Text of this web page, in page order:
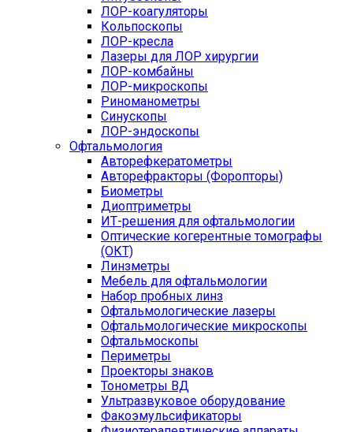
ЛОР-коагуляторы
Кольпоскопы
ЛОР-кресла
Лазеры для ЛОР хирургии
ЛОР-комбайны
ЛОР-микроскопы
Риноманометры
Синускопы
ЛОР-эндоскопы
Офтальмология
Авторефкератометры
Авторефракторы (Форопторы)
Биометры
Диоптриметры
ИТ-решения для офтальмологии
Оптические когерентные томографы
(ОКТ)
Линзметры
Мебель для офтальмологии
Набор пробных линз
Офтальмологические лазеры
Офтальмологические микроскопы
Офтальмоскопы
Периметры
Проекторы знаков
Тонометры ВД
Ультразвуковое оборудование
Факоэмульсификаторы